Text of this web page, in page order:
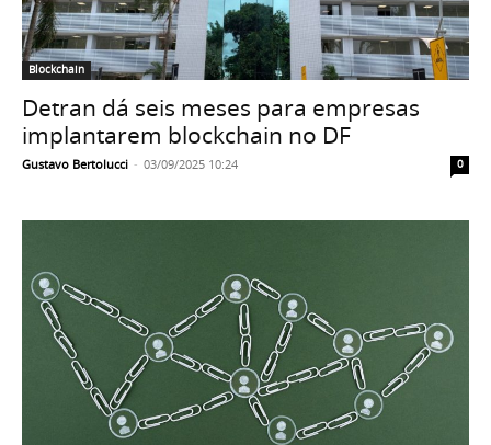
Blockchain
Detran dá seis meses para empresas
implantarem blockchain no DF
Gustavo Bertolucci - 03/09/2025 10:24 0